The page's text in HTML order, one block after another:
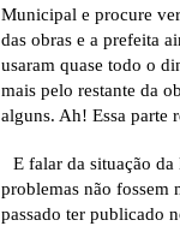
Municipal e procure
das obras e a prefeita
usaram quase todo o
mais pelo restante da
alguns. Ah! Essa parte
E falar da situação
problemas não fossem
passado ter publicado